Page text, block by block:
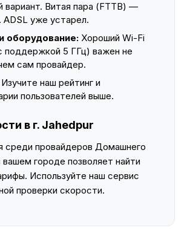
вариант. Витая пара (FTTB) —
ADSL уже устарел.
оборудование: Хороший Wi-Fi
поддержкой 5 ГГц) важен не
сам провайдер.
Изучите наш рейтинг и
пользователей выше.
в г. Jahedpur
среди провайдеров Домашнего
вашем городе позволяет найти
Используйте наш сервис
проверки скорости.